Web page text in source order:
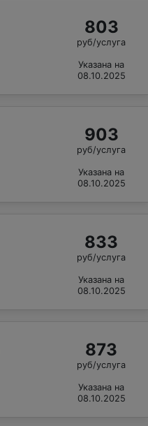
803
руб/услуга
Указана на
08.10.2025
903
руб/услуга
Указана на
08.10.2025
833
руб/услуга
Указана на
08.10.2025
873
руб/услуга
Указана на
08.10.2025